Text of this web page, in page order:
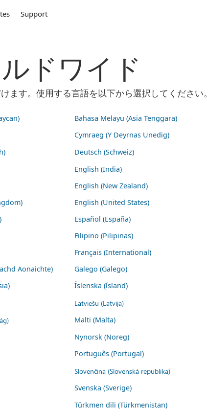
Support
ドワイド
す。使用する言語を以下から選択してください。
Bahasa Melayu (Asia Tenggara)
Cymraeg (Y Deyrnas Unedig)
Deutsch (Schweiz)
English (India)
English (New Zealand)
English (United States)
Español (España)
Filipino (Pilipinas)
Français (International)
Aonaichte) Galego (Galego)
Íslenska (ísland)
Latviešu (Latvija)
Malti (Malta)
Nynorsk (Noreg)
Português (Portugal)
Slovenčina (Slovenská republika)
Svenska (Sverige)
Türkmen dili (Türkmenistan)